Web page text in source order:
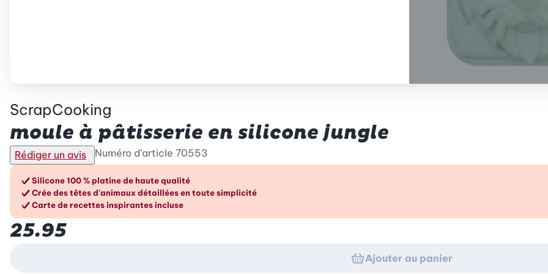
ScrapCooking
moule à pâtisserie en silicone jungle
Rédiger un avis Numéro d’article 70553
Les avantages en un coup d’œil
Silicone 100 % platine de haute qualité
Crée des têtes d'animaux détaillées en toute simplicité
Carte de recettes inspirantes incluse
25.95
Ajouter au panier